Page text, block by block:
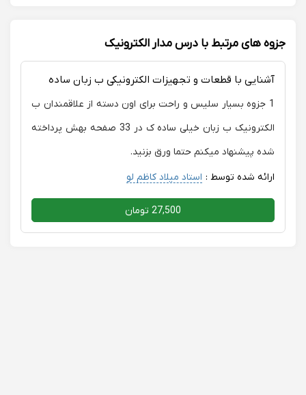
جزوه های مرتبط با درس مدار الکترونیک
آشنایی با قطعات و تجهیزات الکترونیکی ب زبان ساده
1 جزوه بسیار سلیس و راحت برای اون دسته از علاقمندان ب
الکترونیک ب زبان خیلی ساده ک در 33 صفحه بهش پرداخته
شده پیشنهاد میکنم حتما ورق بزنید.
ارائه شده توسط : استاد میلاد کاظم لو
27,500 تومان